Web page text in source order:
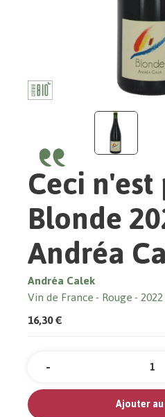
Ceci
Blonde
Andréa
Andréa Calek
Vin de France Rouge 2022
16,30 €
Quantité
-
Ajouter